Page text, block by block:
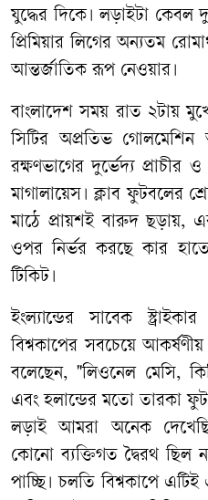
যুদ্ধের দিকে। লড়াইটা কেবল
প্রিমিয়ার লিগের অন্যতম
আন্তর্জাতিক রূপ নেওয়ার।
বাংলাদেশ সময় রাত ২টায়
সিটির অপ্রতিভ গোলমেশিন
রক্ষণভাগের দুর্ভেদ্য প্রাচীর ও
মাগালায়েস। ক্লাব ফুটবলের
মাঠে প্রায়শই বারুদ ছড়ায়,
ওপর নির্ভর করছে কার
টিকিট।
ইংল্যান্ডের সাবেক
বিশ্বকাপের সবচেয়ে
বলেছেন, "লিওনেল মেসি,
এবং হলান্ডের মতো তারকা
লড়াই আমরা অনেক
কোনো ব্যক্তিগত দ্বৈরথ ছিল
পাচ্ছি। চলতি বিশ্বকাপে